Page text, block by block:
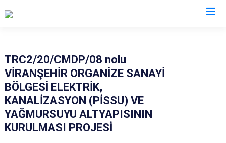
Akçakale
Birecik
Bozova
Ceylanpınar
Siverek
Suruç
Viranşehir
TRC2/20/CMDP/08 nolu
VİRANŞEHİR ORGANİZE SANAYİ
BÖLGESİ ELEKTRİK,
KANALİZASYON (PİSSU) VE
YAĞMURSUYU ALTYAPISININ
KURULMASI PROJESİ